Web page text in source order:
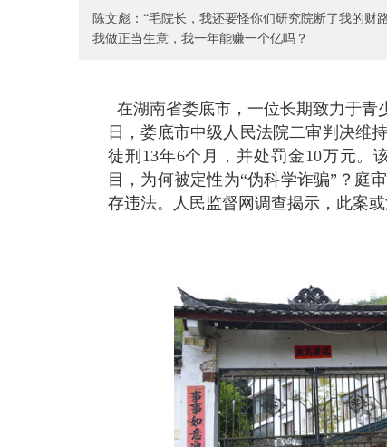
陈文彪：“毛院长，我还要怪你们研究院断了我的
我做正当生意，我一年能赚一个亿吗？
在湖南省娄底市，一位长期致力于青
日，娄底市中级人民法院二审判决维
徒刑13年6个月，并处罚金10万元。
目，为何被定性为“伪科学诈骗”？庭
存违法。人民监督网调查揭示，此案